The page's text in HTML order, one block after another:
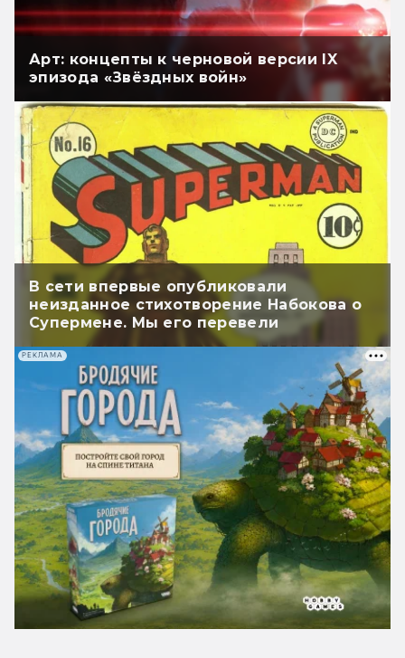
Арт: концепты к черновой версии IX
эпизода «Звёздных войн»
В сети впервые опубликовали
неизданное стихотворение Набокова о
Супермене. Мы его перевели
РЕКЛАМА